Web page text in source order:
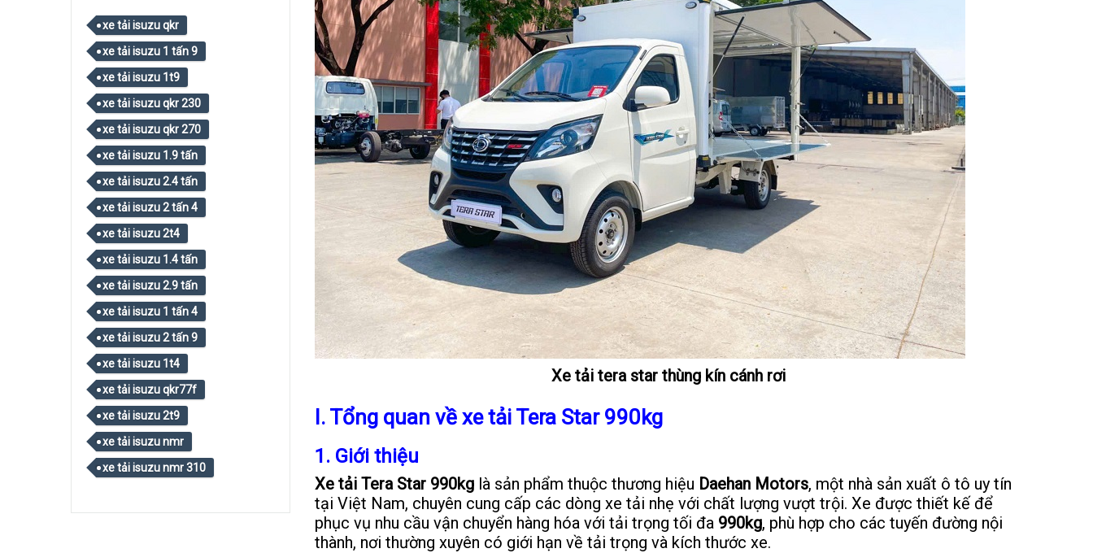
Xe tải tera star thùng kín cánh rơi
I. Tổng quan về xe tải Tera Star 990kg
1. Giới thiệu
Xe tải Tera Star 990kg là sản phẩm thuộc thương hiệu Daehan Motors, một nhà sản xuất ô tô uy tín
tại Việt Nam, chuyên cung cấp các dòng xe tải nhẹ với chất lượng vượt trội. Xe được thiết kế để
phục vụ nhu cầu vận chuyển hàng hóa với tải trọng tối đa 990kg, phù hợp cho các tuyến đường nội
thành, nơi thường xuyên có giới hạn về tải trọng và kích thước xe.
xe tải isuzu qkr
xe tải isuzu 1 tấn 9
xe tải isuzu 1t9
xe tải isuzu qkr 230
xe tải isuzu qkr 270
xe tải isuzu 1.9 tấn
xe tải isuzu 2.4 tấn
xe tải isuzu 2 tấn 4
xe tải isuzu 2t4
xe tải isuzu 1.4 tấn
xe tải isuzu 2.9 tấn
xe tải isuzu 1 tấn 4
xe tải isuzu 2 tấn 9
xe tải isuzu 1t4
xe tải isuzu qkr77f
xe tải isuzu 2t9
xe tải isuzu nmr
xe tải isuzu nmr 310